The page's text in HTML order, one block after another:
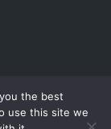
powered by
the best
use this site we